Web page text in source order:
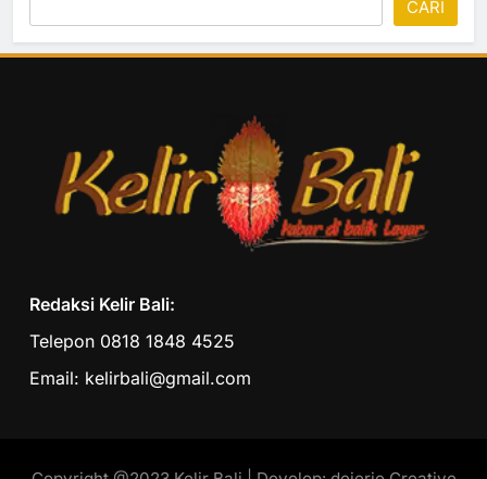
CARI
Redaksi Kelir Bali:
Telepon 0818 1848 4525
Email: kelirbali@gmail.com